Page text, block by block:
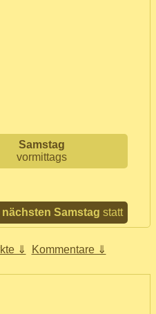
Samstag
vormittags
nächsten Samstag statt
⇓ Kommentare ⇓